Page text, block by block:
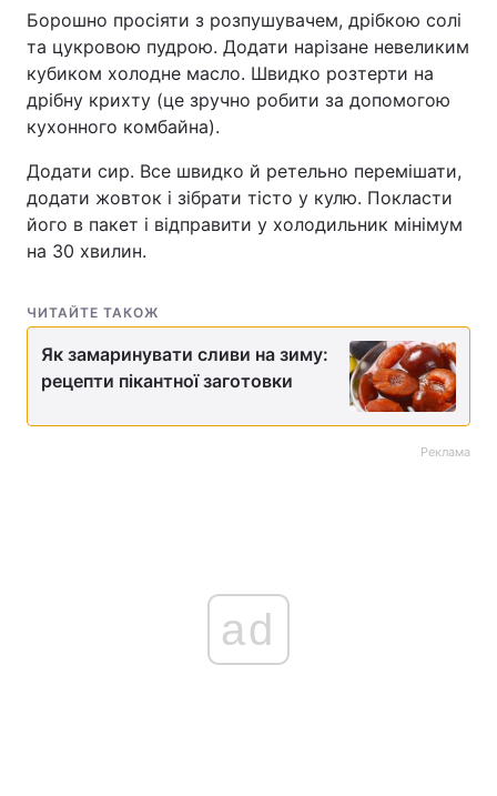
Борошно просіяти з розпушувачем, дрібкою солі
та цукровою пудрою. Додати нарізане невеликим
кубиком холодне масло. Швидко розтерти на
дрібну крихту (це зручно робити за допомогою
кухонного комбайна).
Додати сир. Все швидко й ретельно перемішати,
додати жовток і зібрати тісто у кулю. Покласти
його в пакет і відправити у холодильник мінімум
на 30 хвилин.
ЧИТАЙТЕ ТАКОЖ
Як замаринувати сливи на зиму:
рецепти пікантної заготовки
Реклама
ad